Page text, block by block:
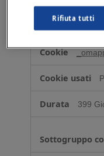
del nostro Sito
o
o
399
Rifiuta tutti